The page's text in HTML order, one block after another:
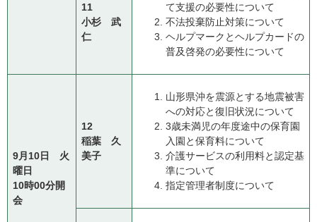
11
小杉 武
仁
て支援の必要性について
不法投棄防止対策について
ヘルプマークとヘルプカードの
普及啓発の必要性について
9月10日 火
曜日
10時00分開
会
12
稲葉 久
美子
山形県沖を震源とする地震被害
への対応と復旧状況について
3歳未満児の年度途中の保育園
入園と保育料について
介護サービスの利用料と認定基
準について
指定管理者制度について